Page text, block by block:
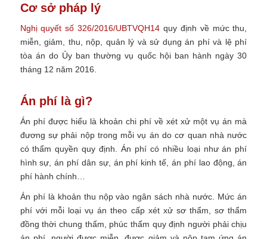
Cơ sở pháp lý
Nghị quyết số 326/2016/UBTVQH14 quy định về mức thu,
miễn, giảm, thu, nộp, quản lý và sử dụng án phí và lệ phí
tòa án do Ủy ban thường vụ quốc hội ban hành ngày 30
tháng 12 năm 2016.
Án phí là gì?
Án phí được hiểu là khoản chi phí về xét xử một vụ án mà
đương sự phải nộp trong mỗi vụ án do cơ quan nhà nước
có thẩm quyền quy định. Án phí có nhiều loại như án phí
hình sự, án phí dân sự, án phí kinh tế, án phí lao động, án
phí hành chính…
Án phí là khoản thu nộp vào ngân sách nhà nước. Mức án
phí với mỗi loại vụ án theo cấp xét xử sơ thẩm, sơ thẩm
đồng thời chung thẩm, phúc thẩm quy định người phải chịu